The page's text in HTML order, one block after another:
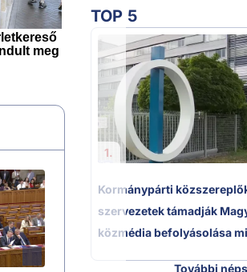
TOP 5
1.
Kormánypárti
szervezetek támadják
közmédia befolyásolása
További